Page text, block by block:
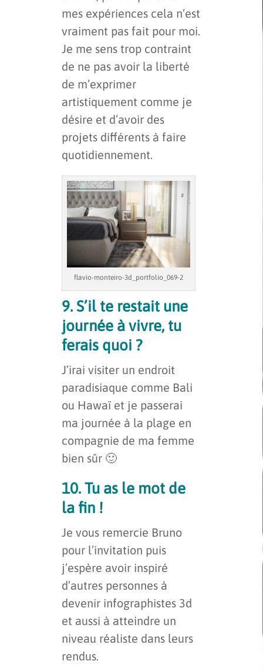
mes expériences cela n’est
vraiment pas fait pour moi.
Je me sens trop contraint
de ne pas avoir la liberté
de m’exprimer
artistiquement comme je
désire et d’avoir des
projets différents à faire
quotidiennement.
flavio-monteiro-3d_portfolio_069-2
9. S’il te restait une
journée à vivre, tu
ferais quoi ?
J’irai visiter un endroit
paradisiaque comme Bali
ou Hawaï et je passerai
ma journée à la plage en
compagnie de ma femme
bien sûr 🙂
10. Tu as le mot de
la fin !
Je vous remercie Bruno
pour l’invitation puis
j’espère avoir inspiré
d’autres personnes à
devenir infographistes 3d
et aussi à atteindre un
niveau réaliste dans leurs
rendus.